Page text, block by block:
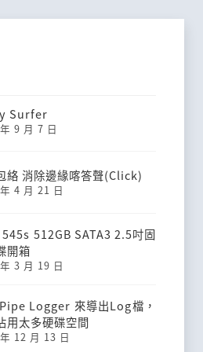
Surfer
9 月 7 日
絡 消除邊緣喀答聲(Click)
4 月 21 日
512GB SATA3 2.5吋固
開箱
3 月 19 日
Logger 來導出Log檔，
用太多硬碟空間
12 月 13 日